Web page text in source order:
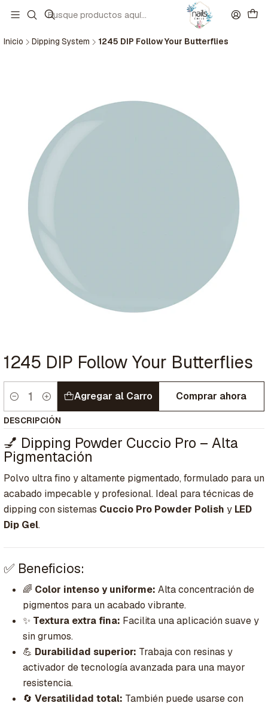
Inicio Dipping System 1245 DIP Follow Your Butterflies
1245 DIP Follow Your Butterflies
Cantidad
Agregar al Carro Comprar ahora
DESCRIPCIÓN
💅 Dipping Powder Cuccio Pro – Alta
Pigmentación
Polvo ultra fino y altamente pigmentado, formulado para un
acabado impecable y profesional. Ideal para técnicas de
dipping con sistemas Cuccio Pro Powder Polish y LED
Dip Gel.
✅ Beneficios:
🌈 Color intenso y uniforme: Alta concentración de
pigmentos para un acabado vibrante.
✨ Textura extra fina: Facilita una aplicación suave y
sin grumos.
💪 Durabilidad superior: Trabaja con resinas y
activador de tecnología avanzada para una mayor
resistencia.
🔄 Versatilidad total: También puede usarse con